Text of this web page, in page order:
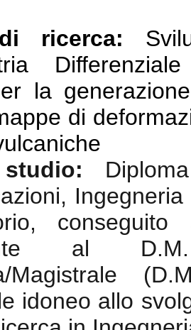
ricerca:
la
di
conseguito
al
Magistrale
idoneo allo